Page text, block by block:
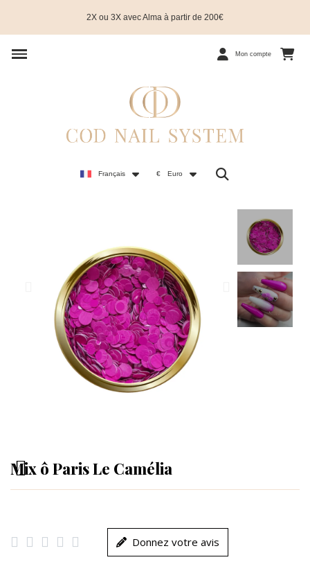
2X ou 3X avec Alma à partir de 200€
Mon compte
Français € Euro
Mix ô Paris Le Camélia
     Donnez votre avis